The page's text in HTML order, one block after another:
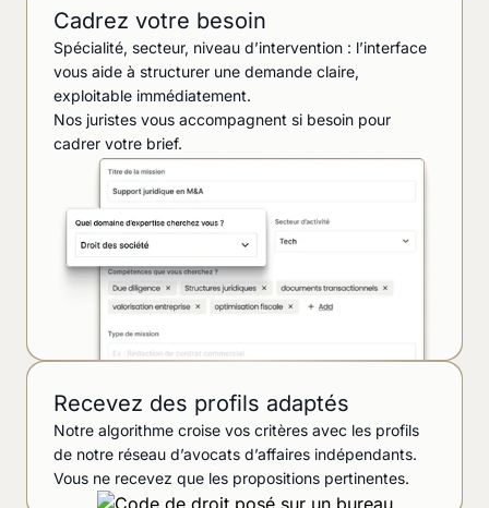
Cadrez votre besoin
Spécialité, secteur, niveau d’intervention : l’interface
vous aide à structurer une demande claire,
exploitable immédiatement.
Nos juristes vous accompagnent si besoin pour
cadrer votre brief.
Recevez des profils adaptés
Notre algorithme croise vos critères avec les profils
de notre réseau d’avocats d’affaires indépendants.
Vous ne recevez que les propositions pertinentes.